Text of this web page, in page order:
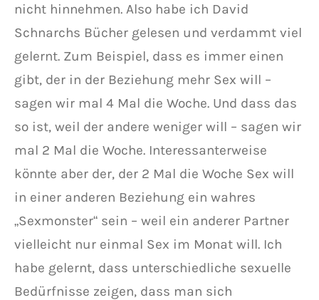
nicht hinnehmen. Also habe ich David
Schnarchs Bücher gelesen und verdammt viel
gelernt. Zum Beispiel, dass es immer einen
gibt, der in der Beziehung mehr Sex will –
sagen wir mal 4 Mal die Woche. Und dass das
so ist, weil der andere weniger will – sagen wir
mal 2 Mal die Woche. Interessanterweise
könnte aber der, der 2 Mal die Woche Sex will
in einer anderen Beziehung ein wahres
„Sexmonster“ sein – weil ein anderer Partner
vielleicht nur einmal Sex im Monat will. Ich
habe gelernt, dass unterschiedliche sexuelle
Bedürfnisse zeigen, dass man sich